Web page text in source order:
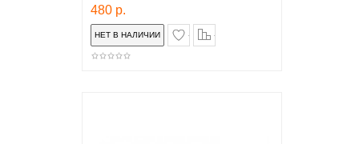
480 р.
в закладки